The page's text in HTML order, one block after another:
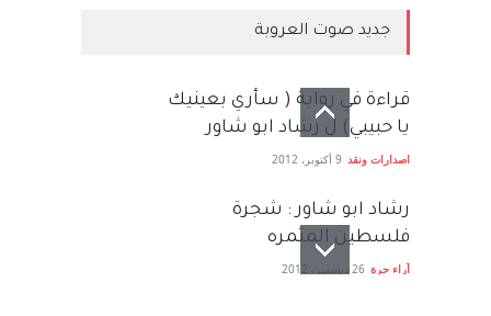
جديد صوت العروبة
قراءة في رواية ( سأري بعينيك
يا حبيبي) ل رشاد ابو شاور
اصدارات ونقد 9 أكتوبر، 2012
رشاد ابو شاور : شجرة
فلسطين المثمره
آراء حرة 26 ديسمبر، 2012